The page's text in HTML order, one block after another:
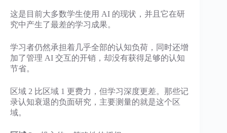
这是目前大多数学生使用 AI 的现状，并且它在研
究中产生了最差的学习成果。
学习者仍然承担着几乎全部的认知负荷，同时还增
加了管理 AI 交互的开销，却没有获得足够的认知
节省。
区域 2 比区域 1 更费力，但学习深度更差。那些记
录认知衰退的负面研究，主要测量的就是这个区
域。